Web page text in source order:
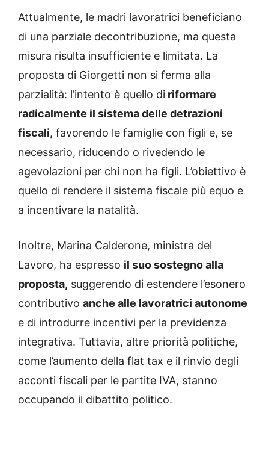
Attualmente, le madri lavoratrici beneficiano
di una parziale decontribuzione, ma questa
misura risulta insufficiente e limitata. La
proposta di Giorgetti non si ferma alla
parzialità: l’intento è quello di riformare
radicalmente il sistema delle detrazioni
fiscali, favorendo le famiglie con figli e, se
necessario, riducendo o rivedendo le
agevolazioni per chi non ha figli. L’obiettivo è
quello di rendere il sistema fiscale più equo e
a incentivare la natalità.
Inoltre, Marina Calderone, ministra del
Lavoro, ha espresso il suo sostegno alla
proposta, suggerendo di estendere l’esonero
contributivo anche alle lavoratrici autonome
e di introdurre incentivi per la previdenza
integrativa. Tuttavia, altre priorità politiche,
come l’aumento della flat tax e il rinvio degli
acconti fiscali per le partite IVA, stanno
occupando il dibattito politico.